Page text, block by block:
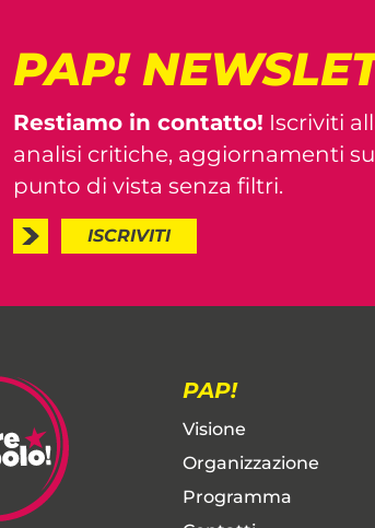
PAP!
Restiamo in contatto! Iscriviti
analisi critiche, aggiornamenti
punto di vista senza filtri.
ISCRIVITI
PAP!
Visione
Organizzazione
Programma